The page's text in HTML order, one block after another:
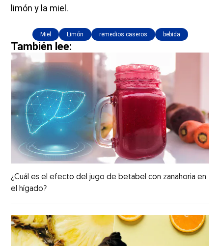
limón y la miel.
Miel Limón remedios caseros bebida
También lee:
¿Cuál es el efecto del jugo de betabel con zanahoria en
el hígado?